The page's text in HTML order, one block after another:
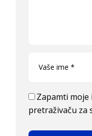
Zapamti moje
pretraživaču za